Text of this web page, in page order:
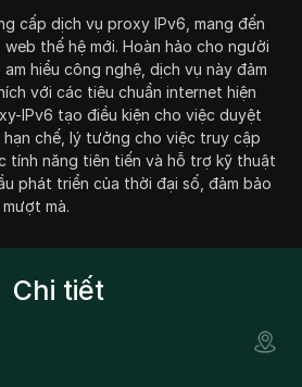
cấp dịch vụ proxy IPv6, mang đến
thế hệ mới. Hoàn hảo cho người
hiểu công nghệ, dịch vụ này đảm
với các tiêu chuẩn internet hiện
IPv6 tạo điều kiện cho việc duyệt
chế, lý tưởng cho việc truy cập
tính năng tiên tiến và hỗ trợ kỹ thuật
phát triển của thời đại số, đảm bảo
mà.
Chi tiết